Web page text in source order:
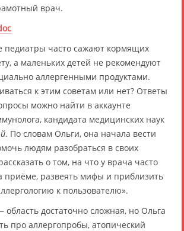
врач.
педиатры часто сажают кормящих
а маленьких детей не рекомендуют
аллергенными продуктами.
к этим советам или нет? Ответы
можно найти в аккаунте
кандидата медицинских наук
. По словам Ольги, она начала вести
людям разобраться в своих
о том, на что у врача часто
приёме, развеять мифы и приблизить
к пользователю».
область достаточно сложная, но Ольга
про аллергопробы, атопический